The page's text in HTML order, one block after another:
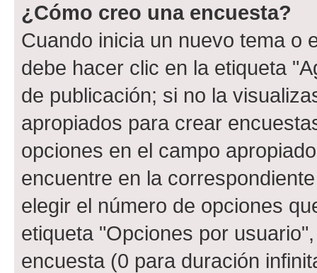
¿Cómo creo una encuesta?
Cuando inicia un nuevo tema o
debe hacer clic en la etiqueta
de publicación; si no la
apropiados para crear
opciones en el campo
encuentre en la
elegir el número de opciones
etiqueta "Opciones por
encuesta (0 para duración